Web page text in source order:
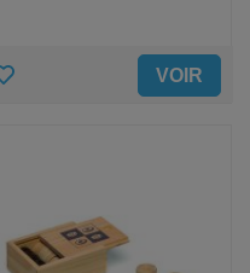
AJOUTER VOIR